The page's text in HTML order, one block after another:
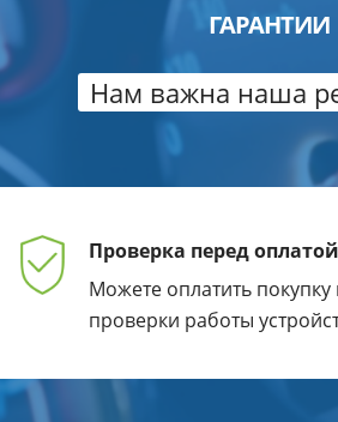
ГАРАНТИИ
Нам важна наша
Проверка передоплатой
Можете оплатить
проверки работы